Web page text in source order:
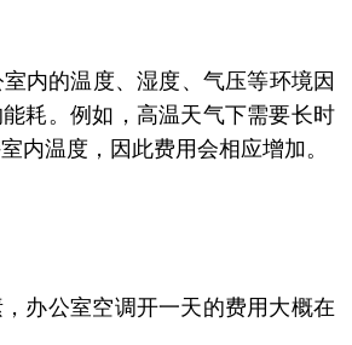
内的温度、湿度、气压等环境因
耗。例如，高温天气下需要长时
内温度，因此费用会相应增加。
办公室空调开一天的费用大概在